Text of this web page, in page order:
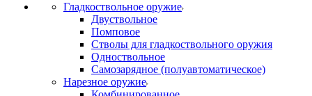
Гладкоствольное оружие
Двуствольное
Помповое
Стволы для гладкоствольного оружия
Одноствольное
Самозарядное (полуавтоматическое)
Нарезное оружие